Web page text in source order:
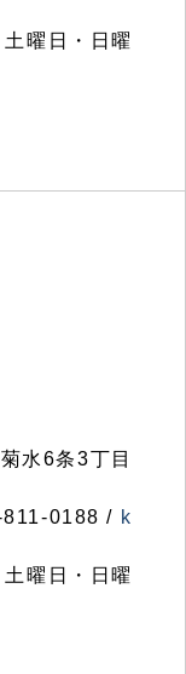
曜日・日曜
水6条3丁目
0188 / k
曜日・日曜